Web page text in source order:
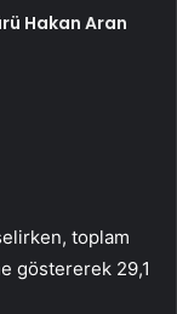
Hakan Aran
toplam
göstererek 29,1